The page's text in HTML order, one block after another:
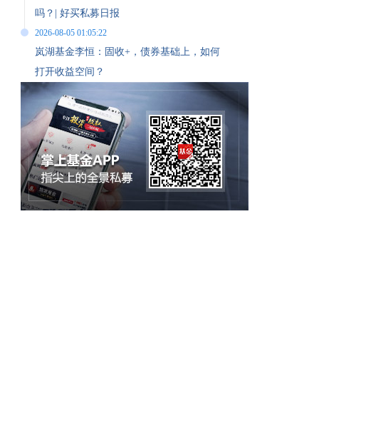
吗？| 好买私募日报
2026-08-05 01:05:22
岚湖基金李恒：固收+，债券基础上，如何
打开收益空间？